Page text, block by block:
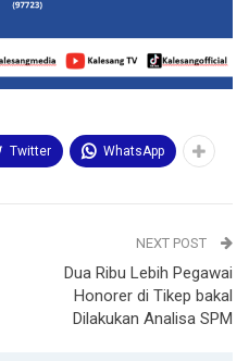
Twitter WhatsApp
NEXT POST
Dua Ribu Lebih Pegawai
Honorer di Tikep bakal
Dilakukan Analisa SPM